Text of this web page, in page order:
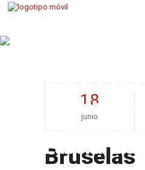
Normas De
Laboral De
18
junio
Bruselas